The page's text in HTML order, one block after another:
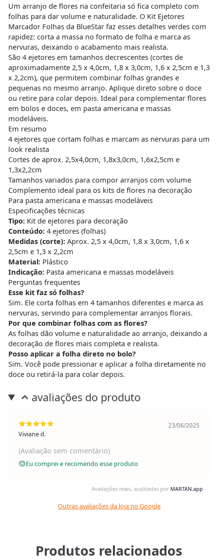
Um arranjo de flores na confeitaria só fica completo com
folhas para dar volume e naturalidade. O Kit Ejetores
Marcador Folhas da BlueStar faz esses detalhes verdes com
rapidez: corta a massa no formato de folha e marca as
nervuras, deixando o acabamento mais realista.
São 4 ejetores em tamanhos decrescentes (cortes de
aproximadamente 2,5 x 4,0cm, 1,8 x 3,0cm, 1,6 x 2,5cm e 1,3
x 2,2cm), que permitem combinar folhas grandes e
pequenas no mesmo arranjo. Aplique direto sobre o doce
ou retire para colar depois. Ideal para complementar flores
em bolos e doces, em pasta americana e massas
modeláveis.
Em resumo
4 ejetores que cortam folhas e marcam as nervuras para um
look realista
Cortes de aprox. 2,5x4,0cm, 1,8x3,0cm, 1,6x2,5cm e
1,3x2,2cm
Tamanhos variados para compor arranjos com volume
Complemento ideal para os kits de flores na decoração
Para pasta americana e massas modeláveis
Especificações técnicas
Tipo:Kit de ejetores para decoração
Conteúdo:4 ejetores (folhas)
Medidas (corte):Aprox. 2,5 x 4,0cm, 1,8 x 3,0cm, 1,6 x
2,5cm e 1,3 x 2,2cm
Material:Plástico
Indicação:Pasta americana e massas modeláveis
Perguntas frequentes
Esse kit faz só folhas?
Sim. Ele corta folhas em 4 tamanhos diferentes e marca as
nervuras, servindo para complementar arranjos florais.
Por que combinar folhas com as flores?
As folhas dão volume e naturalidade ao arranjo, deixando a
decoração de flores mais completa e realista.
Posso aplicar a folha direto no bolo?
Sim. Você pode pressionar e aplicar a folha diretamente no
doce ou retirá-la para colar depois.
avaliações do produto
Viviane d.
23/06/2025
(Avaliação sem comentário)
Eu comprei e recomendo esse produto
Avaliações reais, auditadas por MARTAN.app
Outras avaliações da loja no Google
Produtos relacionados